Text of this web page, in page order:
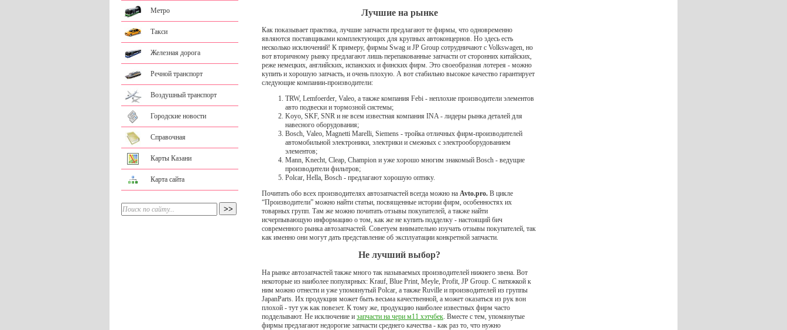
Метро
Такси
Железная дорога
Речной транспорт
Воздушный транспорт
Городские новости
Справочная
Карты Казани
Карта сайта
Лучшие на рынке
Как показывает практика, лучшие запчасти предлагают те фирмы, что одновременно
являются поставщиками комплектующих для крупных автоконцернов. Но здесь есть
несколько исключений! К примеру, фирмы Swag и JP Group сотрудничают с Volkswagen, но
вот вторичному рынку предлагают лишь перепакованные запчасти от сторонних китайских,
реже немецких, английских, испанских и финских фирм. Это своеобразная лотерея - можно
купить и хорошую запчасть, и очень плохую. А вот стабильно высокое качество гарантирует
следующие компании-производители:
TRW, Lemfoerder, Valeo, а также компания Febi - неплохие производители элементов
авто подвески и тормозной системы;
Koyo, SKF, SNR и не всем известная компания INA - лидеры рынка деталей для
навесного оборудования;
Bosch, Valeo, Magnetti Marelli, Siemens - тройка отличных фирм-производителей
автомобильной электроники, электрики и смежных с электрооборудованием
элементов;
Mann, Knecht, Cleap, Champion и уже хорошо многим знакомый Bosch - ведущие
производители фильтров;
Polcar, Hella, Bosch - предлагают хорошую оптику.
Почитать обо всех производителях автозапчастей всегда можно на Avto.pro. В цикле
“Производители” можно найти статьи, посвященные истории фирм, особенностях их
товарных групп. Там же можно почитать отзывы покупателей, а также найти
исчерпывающую информацию о том, как же не купить подделку - настоящий бич
современного рынка автозапчастей. Советуем внимательно изучать отзывы покупателей, так
как именно они могут дать представление об эксплуатации конкретной запчасти.
Не лучший выбор?
На рынке автозапчастей также много так называемых производителей нижнего звена. Вот
некоторые из наиболее популярных: Krauf, Blue Print, Meyle, Profit, JP Group. С натяжкой к
ним можно отнести и уже упомянутый Polcar, а также Ruville и производителей из группы
JapanParts. Их продукция может быть весьма качественной, а может оказаться из рук вон
плохой - тут уж как повезет. К тому же, продукцию наиболее известных фирм часто
подделывают. Не исключение и запчасти на чери м11 хэтчбек . Вместе с тем, упомянутые
фирмы предлагают недорогие запчасти среднего качества - как раз то, что нужно